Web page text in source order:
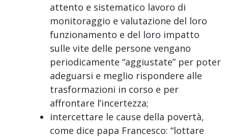
attento e sistematico lavoro di
monitoraggio e valutazione del loro
funzionamento e del loro impatto
sulle vite delle persone vengano
periodicamente “aggiustate” per poter
adeguarsi e meglio rispondere alle
trasformazioni in corso e per
affrontare l’incertezza;
intercettare le cause della povertà,
come dice papa Francesco: “lottare